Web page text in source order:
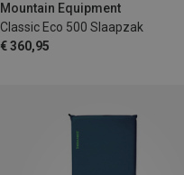
Mountain Equipment
Classic Eco 500 Slaapzak
€ 360,95